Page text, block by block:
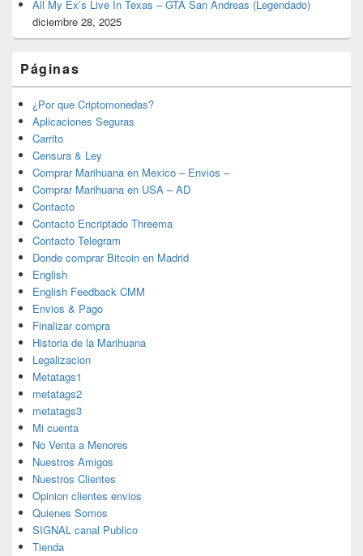
All My Ex’s Live In Texas – GTA San Andreas (Legendado)
diciembre 28, 2025
Páginas
¿Por que Criptomonedas?
Aplicaciones Seguras
Carrito
Censura & Ley
Comprar Marihuana en Mexico – Envios –
Comprar Marihuana en USA – AD
Contacto
Contacto Encriptado Threema
Contacto Telegram
Donde comprar Bitcoin en Madrid
English
English Feedback CMM
Envios & Pago
Finalizar compra
Historia de la Marihuana
Legalizacion
Metatags1
metatags2
metatags3
Mi cuenta
No Venta a Menores
Nuestros Amigos
Nuestros Clientes
Opinion clientes envios
Quienes Somos
SIGNAL canal Publico
Tienda